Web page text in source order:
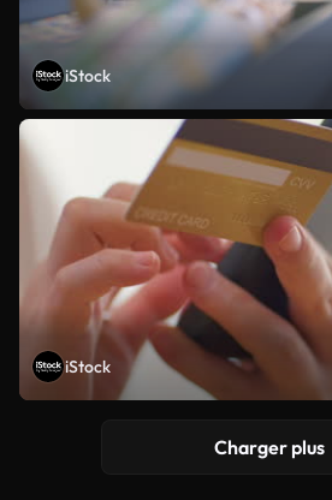
iStock
iStock
Charger plus